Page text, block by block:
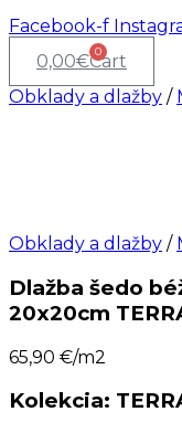
Facebook-f
0,00€ 0
Cart
Obklady a dlažby /
Obklady a dlažby /
Dlažba šedo
20x20cm
65,90 €/m2
Kolekcia: